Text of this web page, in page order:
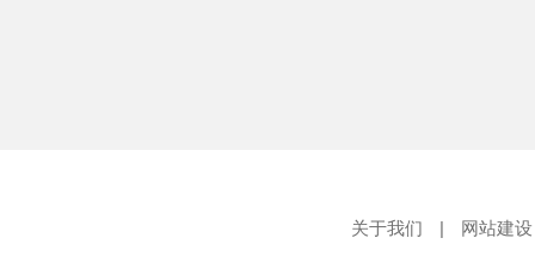
关于我们 | 网站建设